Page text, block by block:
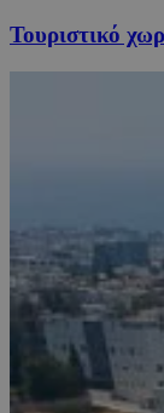
Τουριστικό